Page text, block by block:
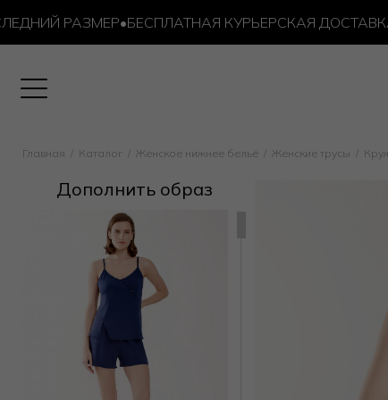
РАЗМЕР•БЕСПЛАТНАЯ КУРЬЕРСКАЯ ДОСТАВКА ОТ
Главная Каталог Женское нижнее бельё Женские трусы
Дополнить образ